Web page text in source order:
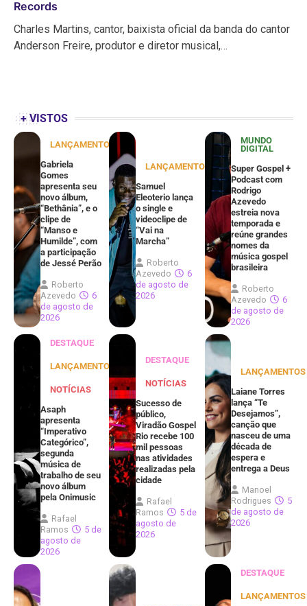
Records
Charles Martins, cantor, baixista oficial da banda do cantor
Anderson Freire, produtor e diretor musical,…
+ VISTOS
LANÇAMENTOS
Gabriela
Gomes
apresenta seu
novo álbum,
“Bethânia”, e o
clipe de
“Manso e
Humilde”, com
a participação
de Jessé Perão
Roberto
Azevedo
6
de agosto de
2026
LANÇAMENTOS
Samuel
Eleoterio lança
o single e
videoclipe de
“Vai na
Marcha”
Roberto
Azevedo
6
de agosto de
2026
MUNDO
DIGITAL
Super Gospel +
Podcast com
Rodrigo
Azevedo
estreia nova
temporada e
reúne grandes
nomes da
música gospel
brasileira
Roberto
Azevedo
6
de agosto de
2026
DESTAQUE
LANÇAMENTOS
NOTÍCIAS
Asaph
apresenta
“Imperativo
Categórico”,
segunda
música de
trabalho de seu
novo álbum
pela Onimusic
Rafael
Ramos
5 de
agosto de
2026
DESTAQUE
NOTÍCIAS
Sucesso de
público,
Viradão Gospel
Rio recebe 100
mil pessoas
nas atividades
realizadas pela
cidade
Rafael
Ramos
5 de
agosto de
2026
LANÇAMENTOS
Laiane Torres
lança “Te
Desejamos”,
canção que
nasceu de uma
década de
espera e
entrega a Deus
Manoel
Rodrigues
5
de agosto de
2026
DESTAQUE
LANÇAMENTOS